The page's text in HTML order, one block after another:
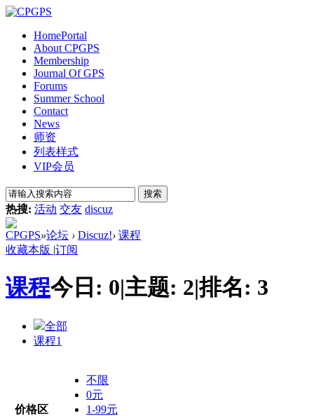
HomePortal
About CPGPS
Membership
Journal Of GPS
Forums
Summer School
Contact
News
师资
列表样式
VIP会员
搜索
热搜: 活动 交友 discuz
CPGPS»论坛 › Discuz!› 课程
收藏本版 |订阅
课程今日: 0|主题: 2|排名: 3
全部
课程1
价格区
不限
0元
1-99元